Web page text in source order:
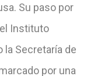
Su paso por
Instituto
la Secretaría de
por una